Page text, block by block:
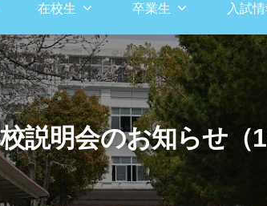
在校生 卒業生 入試
説明会のお知らせ（